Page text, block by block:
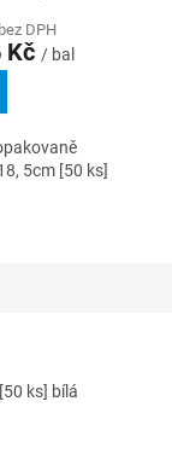
DPH
Kč / bal
5cm [50 ks]
ks] bílá